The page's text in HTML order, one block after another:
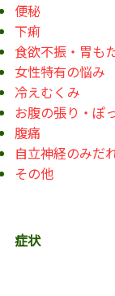
便秘
下痢
食欲不振・胃も
女性特有の悩み
冷えむくみ
お腹の張り・ぽ
腹痛
自立神経のみだ
その他
症状